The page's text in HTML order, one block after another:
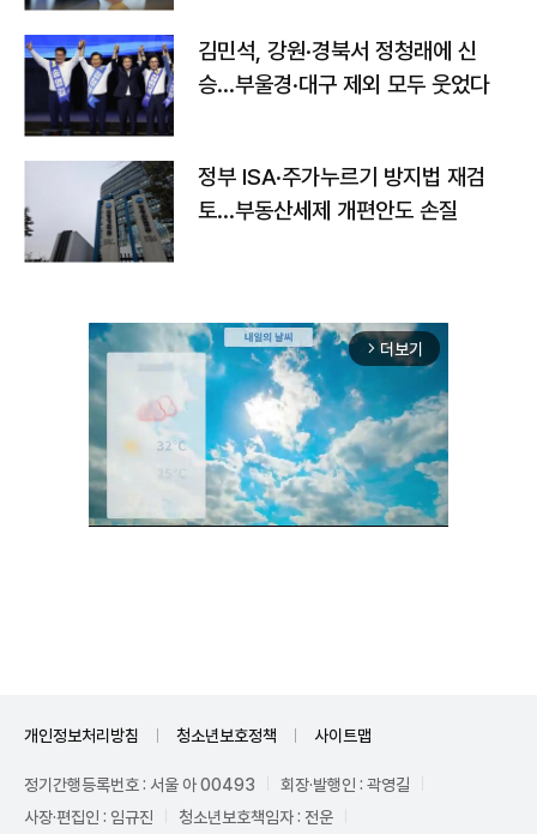
김민석, 강원·경북서 정청래에 신
승…부울경·대구 제외 모두 웃었다
정부 ISA·주가누르기 방지법 재검
토…부동산세제 개편안도 손질
arrow_forward_ios 더보기
개인정보처리방침 청소년보호정책 사이트맵
정기간행등록번호 : 서울 아 00493
회장·발행인 : 곽영길
사장·편집인 : 임규진
청소년보호책임자 : 전운